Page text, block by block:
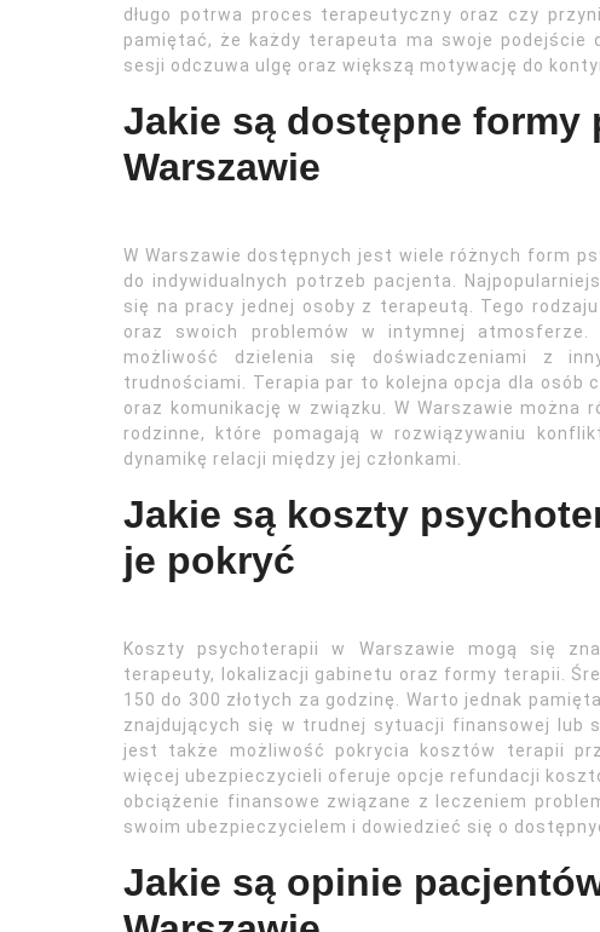
długo potrwa proces terapeutyczny oraz czy
pamiętać, że każdy terapeuta ma swoje
sesji odczuwa ulgę oraz większą motywację do
Jakie są dostępne formy
Warszawie
W Warszawie dostępnych jest wiele różnych form
do indywidualnych potrzeb pacjenta.
się na pracy jednej osoby z terapeutą. Tego
oraz swoich problemów w intymnej
możliwość dzielenia się doświadczeniami z
trudnościami. Terapia par to kolejna opcja dla osób
oraz komunikację w związku. W Warszawie
rodzinne, które pomagają w rozwiązywaniu
dynamikę relacji między jej członkami.
Jakie są koszty
je pokryć
Koszty psychoterapii w Warszawie mogą się
terapeuty, lokalizacji gabinetu oraz formy terapii.
150 do 300 złotych za godzinę. Warto jednak
znajdujących się w trudnej sytuacji finansowej lub
jest także możliwość pokrycia kosztów terapii
więcej ubezpieczycieli oferuje opcje refundacji
obciążenie finansowe związane z leczeniem
swoim ubezpieczycielem i dowiedzieć się o
Jakie są opinie